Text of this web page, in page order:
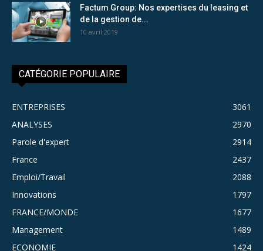
Factum Group: Nos expertises du leasing et
de la gestion de...
10 avril 2019
CATÉGORIE POPULAIRE
ENTREPRISES
3061
ANALYSES
2970
Parole d'expert
2914
France
2437
Emploi/Travail
2088
Innovations
1797
FRANCE/MONDE
1677
Management
1489
ECONOMIE
1424